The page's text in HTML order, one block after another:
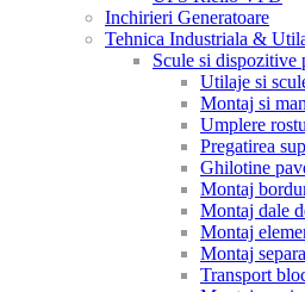
Inchirieri Generatoare
Tehnica Industriala &
Scule si dispozitive
Utilaje si
Montaj si
Umplere
Pregatirea
Ghilotine
Montaj
Montaj dale
Montaj
Montaj
Transport